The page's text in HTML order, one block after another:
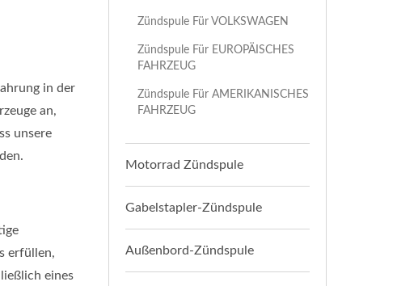
in der
an,
unsere
erfüllen,
eines
Zündspule Für VOLKSWAGEN
Zündspule Für EUROPÄISCHES
FAHRZEUG
Zündspule Für AMERIKANISCHES
FAHRZEUG
Motorrad Zündspule
Gabelstapler-Zündspule
Außenbord-Zündspule